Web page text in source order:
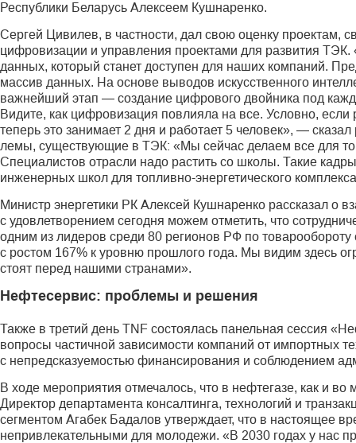
Республики Беларусь Алексеем Кушнаренко.
Сергей Цивилев, в частности, дал свою оценку проектам,
цифровизации и управления проектами для развития
данных, который станет доступен для наших компаний.
массив данных. На основе выводов искусственного
важнейший этап — создание цифрового двойника под
Видите, как цифровизация повлияла на все. Условно,
теперь это занимает 2 дня и работает 5 человек», —
лемы, существующие в ТЭК: «Мы сейчас делаем все для
Специалистов отрасли надо растить со школы. Такие
инженерных школ для топливно-энергетического
Министр энергетики РК Алексей Кушнаренко рассказал о
с удовлетворением сегодня можем отметить, что
одним из лидеров среди 80 регионов РФ по
с ростом 167% к уровню прошлого года. Мы видим здесь
стоят перед нашими странами».
Нефтесервис: проблемы и решения
Также в третий день TNF состоялась панельная сессия
вопросы частичной зависимости компаний от импортных
с непредсказуемостью финансирования и соблюдением
В ходе мероприятия отмечалось, что в нефтегазе, как и
Директор департамента консалтинга, технологий и
сегментом Агабек Бадалов утверждает, что в настоящее
непривлекательными для молодежи. «В 2030 годах у нас